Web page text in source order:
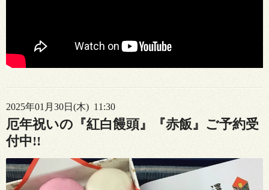
2025年01月30日(木) 11:30
厄年祝いの『紅白饅頭』『赤飯』ご予約受
付中!!